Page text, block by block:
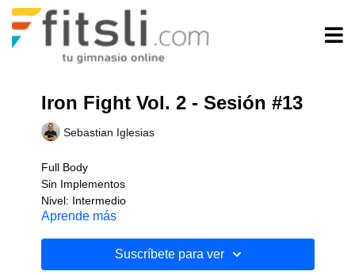
Iron Fight Vol. 2 - Sesión #13
Sebastian Iglesias
Full Body
Sin Implementos
Nivel: Intermedio
Aprende más
Suscríbete para ver